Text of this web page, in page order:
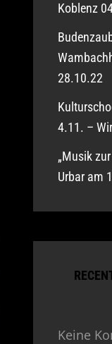
Koblenz
28.10.22
4.11. –
„Musik
Urbar am
Keine